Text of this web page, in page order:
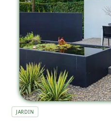
JARDIN